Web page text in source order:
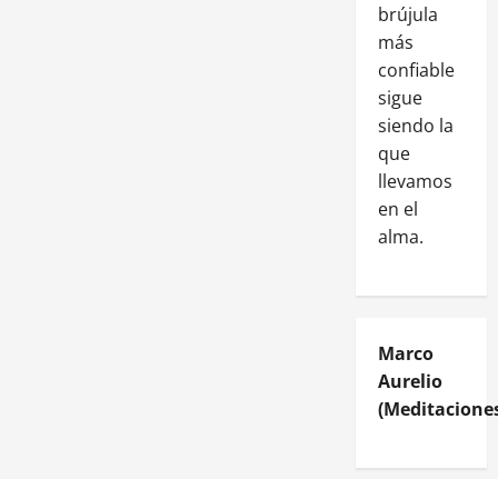
brújula
más
confiable
sigue
siendo la
que
llevamos
en el
alma.
Marco
Aurelio